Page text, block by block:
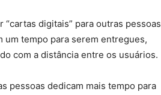
digitais” para outras pessoas
um tempo para serem entregues,
com a distância entre os usuários.
pessoas dedicam mais tempo para